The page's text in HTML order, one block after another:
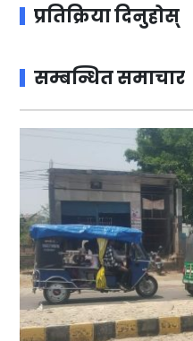
प्रतिक्रिया दिनुहोस्
सम्बन्धित समाचार